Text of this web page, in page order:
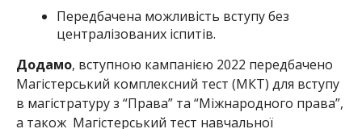
Передбачена можливість вступу без
централізованих іспитів.
Додамо, вступною кампанією 2022 передбачено
Магістерський комплексний тест (МКТ) для вступу
в магістратуру з “Права” та “Міжнародного права”,
а також Магістерський тест навчальної